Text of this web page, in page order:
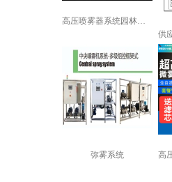
高压喷雾器系统园林景观造雾冷雾森降温...
弥雾系统